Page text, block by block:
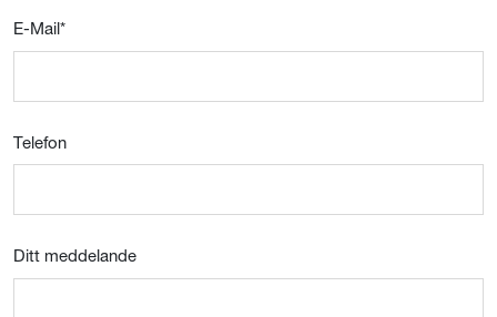
E-Mail*
Telefon
Ditt meddelande